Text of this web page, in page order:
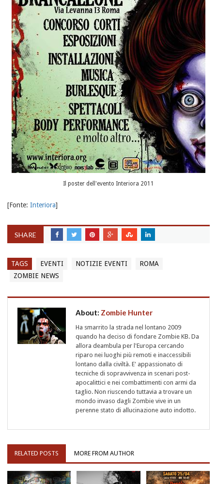
Il poster dell'evento Interiora 2011
[Fonte: Interiora]
SHARE
TAGS EVENTI NOTIZIE EVENTI
ROMA
ZOMBIE NEWS
About: Zombie Hunter
Ha smarrito la strada nel lontano 2009
quando ha deciso di fondare Zombie KB. Da
allora deambula per l'Europa cercando
riparo nei luoghi più remoti e inaccessibili
lontano dalla civiltà. E' appassionato di
tecniche di sopravvivenza in scenari post-
apocalittici e nei combattimenti con armi da
taglio. Non riuscendo tuttavia a trovare un
mondo invaso dagli Zombie vive in un
perenne stato di allucinazione auto indotto.
RELATED POSTS MORE FROM AUTHOR